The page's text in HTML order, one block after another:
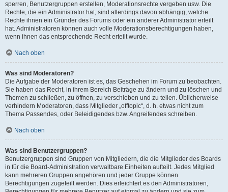
sperren, Benutzergruppen erstellen, Moderationsrechte vergeben usw. Die
Rechte, die ein Administrator hat, sind allerdings davon abhängig, welche
Rechte ihnen ein Gründer des Forums oder ein anderer Administrator erteilt
hat. Administratoren können auch volle Moderationsberechtigungen haben,
wenn ihnen das entsprechende Recht erteilt wurde.
Nach oben
Was sind Moderatoren?
Die Aufgabe der Moderatoren ist es, das Geschehen im Forum zu beobachten.
Sie haben das Recht, in ihrem Bereich Beiträge zu ändern und zu löschen und
Themen zu schließen, zu öffnen, zu verschieben und zu teilen. Üblicherweise
verhindern Moderatoren, dass Mitglieder „offtopic“, d. h. etwas nicht zum
Thema Passendes, oder Beleidigendes bzw. Angreifendes schreiben.
Nach oben
Was sind Benutzergruppen?
Benutzergruppen sind Gruppen von Mitgliedern, die die Mitglieder des Boards
in für die Board-Administration verwaltbare Einheiten aufteilt. Jedes Mitglied
kann mehreren Gruppen angehören und jeder Gruppe können
Berechtigungen zugeteilt werden. Dies erleichtert es den Administratoren,